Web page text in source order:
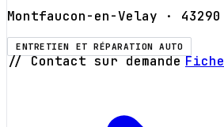
Montfaucon-en-Velay · 43290
ENTRETIEN ET RÉPARATION AUTO
// Contact sur demande Fiche